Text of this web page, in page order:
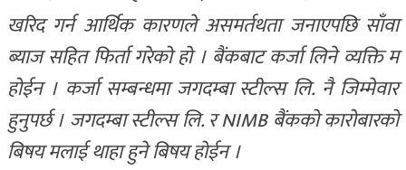
खरिद गर्न आर्थिक कारणले असमर्तथता जनाएपछि साँवा
ब्याज सहित फिर्ता गरेको हो । बैंकबाट कर्जा लिने व्यक्ति म
होईन । कर्जा सम्बन्धमा जगदम्बा स्टील्स लि. नै जिम्मेवार
हुनुपर्छ । जगदम्बा स्टील्स लि. र NIMB बैंकको कारोबारको
बिषय मलाई थाहा हुने बिषय होईन ।